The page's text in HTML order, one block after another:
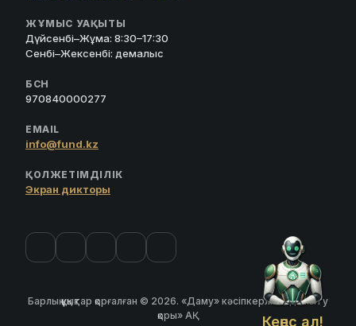
Кеңес ал!
ЖҰМЫС УАҚЫТЫ
Дүйсенбі–Жұма: 8:30–17:30
Сенбі–Жексенбі: демалыс
БСН
970840000277
EMAIL
info@fund.kz
ҚОЛЖЕТІМДІЛІК
Экран дикторы
Барлық құқықтар қорғалған © 2026. «Даму» кәсіпкерлікті дамыту
қоры» АҚ